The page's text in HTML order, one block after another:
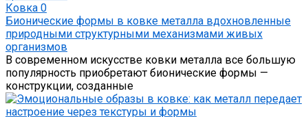
Ковка 0
Бионические формы в ковке металла вдохновленные
природными структурными механизмами живых
организмов
В современном искусстве ковки металла все большую
популярность приобретают бионические формы —
конструкции, созданные